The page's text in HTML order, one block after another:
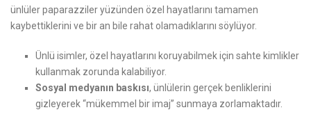
ünlüler paparazziler yüzünden özel hayatlarını tamamen
kaybettiklerini ve bir an bile rahat olamadıklarını söylüyor.
Ünlü isimler, özel hayatlarını koruyabilmek için sahte kimlikler
kullanmak zorunda kalabiliyor.
Sosyal medyanın baskısı, ünlülerin gerçek benliklerini
gizleyerek “mükemmel bir imaj” sunmaya zorlamaktadır.